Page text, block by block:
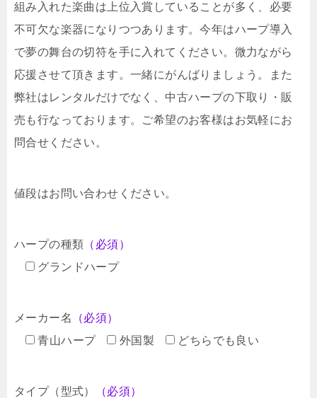
組み入れた楽曲は上位入賞していることが多く、必要
不可欠な楽器になりつつあります。今年はハープ導入
で夢の舞台の切符を手に入れてください。微力ながら
応援させて頂きます。一緒にがんばりましょう。また
弊社はレンタルだけでなく、中古ハープの下取り・販
売も行なっております。ご希望のお客様はお気軽にお
問合せください。
値段はお問い合わせください。
ハープの種類 （必須）
グランドハープ
メーカー名
（必須）
青山ハープ
外国製 どちらでも良い
タイプ（型式）
（必須）